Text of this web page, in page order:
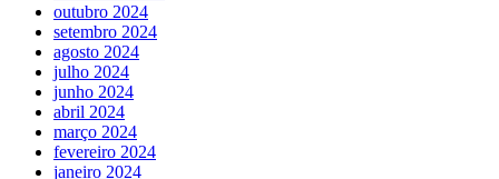
outubro 2024
setembro 2024
agosto 2024
julho 2024
junho 2024
abril 2024
março 2024
fevereiro 2024
janeiro 2024